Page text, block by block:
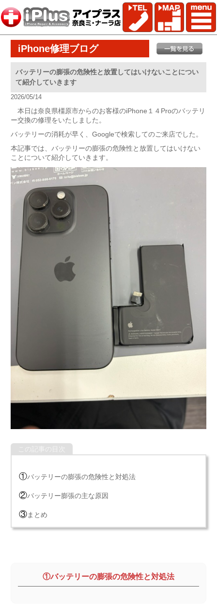
iPhone修理ブログ
バッテリーの膨張の危険性と放置してはいけないことについ
て紹介していきます
2026/05/14
本日は奈良県橿原市からのお客様のiPhone１４Proのバッテリ
ー交換の修理をいたしました。
バッテリーの消耗が早く、Googleで検索してのご来店でした。
本記事では、バッテリーの膨張の危険性と放置してはいけない
ことについて紹介していきます。
①バッテリーの膨張の危険性と対処法
②バッテリー膨張の主な原因
③まとめ
①バッテリーの膨張の危険性と対処法